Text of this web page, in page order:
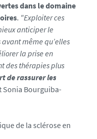
dans le domaine
. "Exploiter ces
anticiper le
même qu’elles
la prise en
des thérapies plus
de rassurer les
Sonia Bourguiba-
de la sclérose en